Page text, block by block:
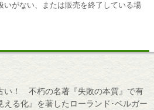
がない、または販売を終了している場
い！ 不朽の名著『失敗の本質』で有
る化』を著したローランド･ベルガー